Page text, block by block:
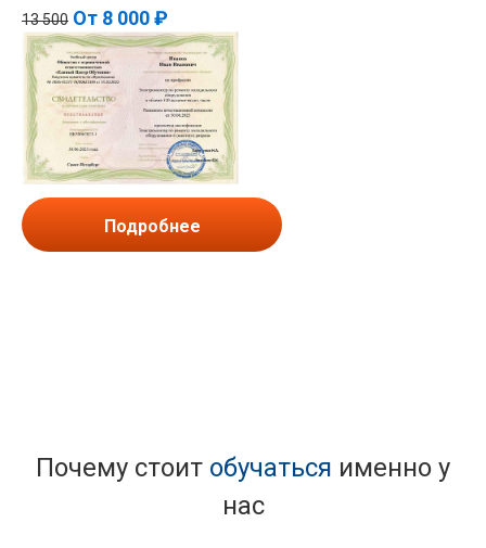
13 500 От 8 000 ₽
Подробнее
Почему стоит обучаться именно у
нас